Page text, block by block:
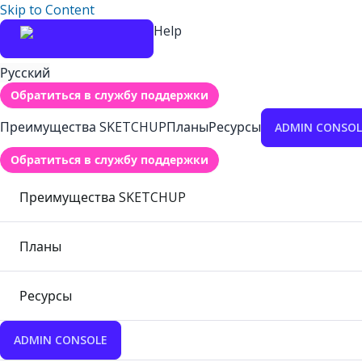
Skip to Content
Help
Русский
Обратиться в службу поддержки
Преимущества SKETCHUPПланыРесурсы ADMIN
Обратиться в службу поддержки
Преимущества SKETCHUP
Планы
Ресурсы
ADMIN CONSOLE